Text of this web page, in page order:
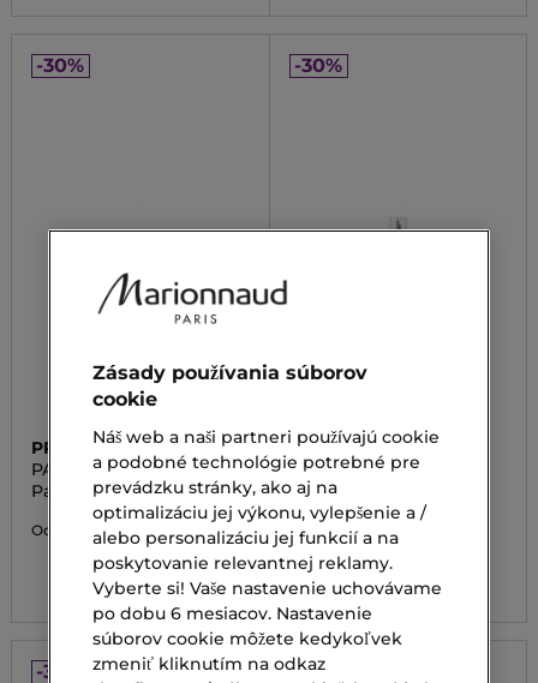
-30%
PRADA
PARADOXE
Parfumovaná voda
Od 105,00 €
3 veľ.
-30%
PRADA
PARADOXE REFILL
Parfumovaná voda.
Náplň.
175,00 €
122,50 €
-30% -30%
Zásady používania súborov
cookie
Náš web a naši partneri používajú cookie
a podobné technológie potrebné pre
prevádzku stránky, ako aj na
optimalizáciu jej výkonu, vylepšenie a /
alebo personalizáciu jej funkcií a na
poskytovanie relevantnej reklamy.
Vyberte si! Vaše nastavenie uchovávame
po dobu 6 mesiacov. Nastavenie
súborov cookie môžete kedykoľvek
zmeniť kliknutím na odkaz